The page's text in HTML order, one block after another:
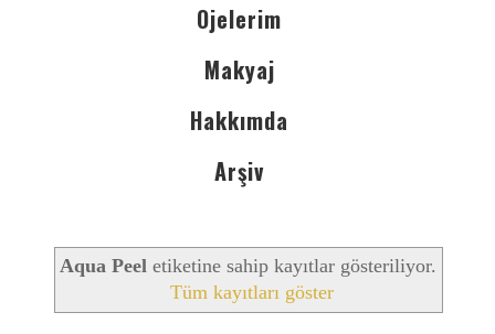
Ojelerim
Makyaj
Hakkımda
Arşiv
Aqua Peel etiketine sahip kayıtlar gösteriliyor.
Tüm kayıtları göster